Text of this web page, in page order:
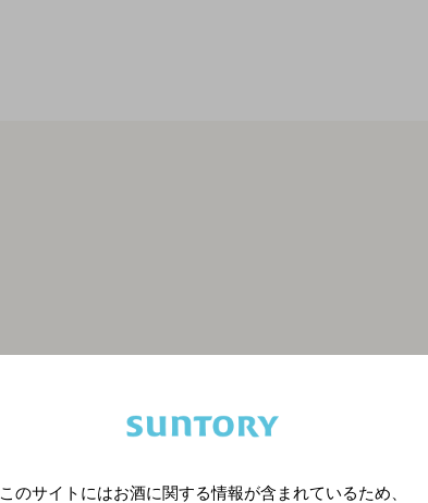
関連ページ
このサイトにはお酒に関する情報が含まれているため、